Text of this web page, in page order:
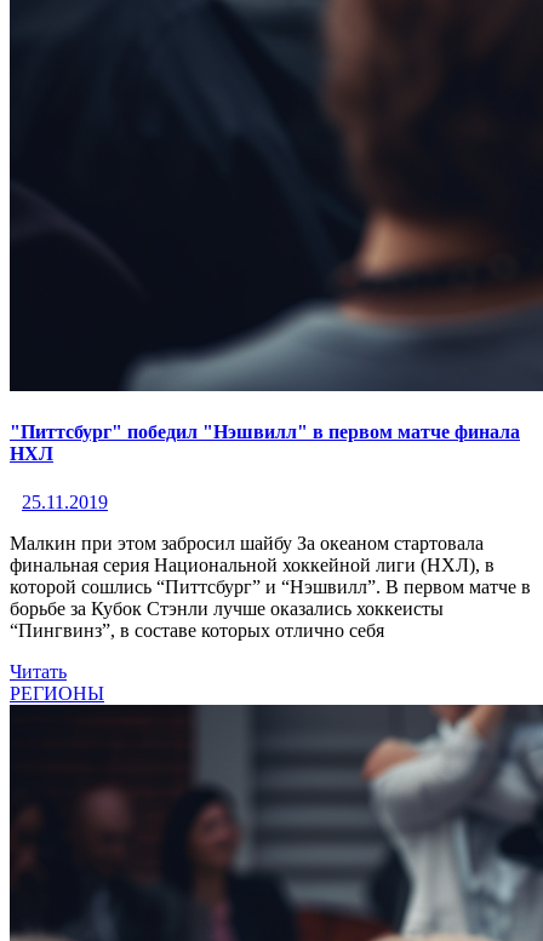
"Питтсбург" победил "Нэшвилл" в первом матче финала
НХЛ
25.11.2019
Малкин при этом забросил шайбу За океаном стартовала
финальная серия Национальной хоккейной лиги (НХЛ), в
которой сошлись “Питтсбург” и “Нэшвилл”. В первом матче в
борьбе за Кубок Стэнли лучше оказались хоккеисты
“Пингвинз”, в составе которых отлично себя
Читать
РЕГИОНЫ